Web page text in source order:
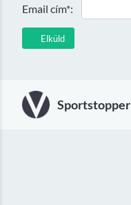
Elküld
Email cím*:
Sportstopper